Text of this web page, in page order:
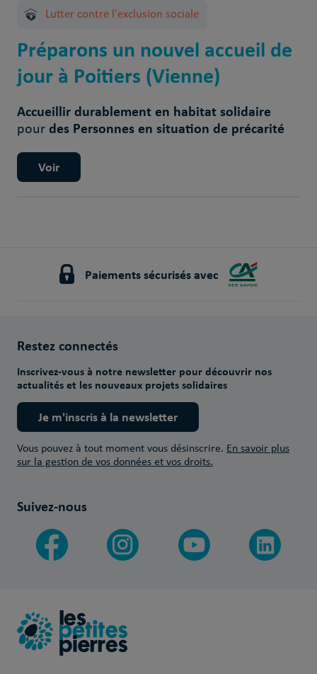
Lutter contre l'exclusion sociale
Préparons un nouvel accueil de
jour à Poitiers (Vienne)
Accueillir durablement en habitat solidaire
pourdes Personnes en situation de précarité
Voir
Paiements sécurisés avec
Restez connectés
Inscrivez-vous à notre newsletter pour découvrir nos
actualités et les nouveaux projets solidaires
Je m'inscris à la newsletter
Vous pouvez à tout moment vous désinscrire. En savoir plus
sur la gestion de vos données et vos droits.
Suivez-nous